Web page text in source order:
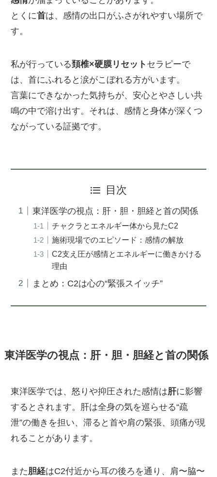
とくに首は、感情の出口がふさがれやすい場所で
す。
私が行っている頚椎×硬膜リセット セラピーで
は、首にふれると涙がこぼれる方がいます。
言葉にできなかった気持ちが、安心とやさしい共
鳴の中で溶け出す。それは、感情と身体が深くつ
ながっている証拠です。
目次
東洋医学の視点：肝・胆・胆経と首の関係
チャクラとエネルギー体から見たC2
施術現場でのエピソード：感情の解放
C2支え圧が感情とエネルギーに働きかける
理由
まとめ：C2は心の“緊張スイッチ”
東洋医学の視点：肝・胆・胆経と首の関係
東洋医学では、怒りや抑圧された感情は肝に影響
するとされます。肝は全身の気を巡らせる“疏
泄”の働きを担い、滞ると首や肩の緊張、頭痛が現
れることがあります。
また胆経はC2付近から耳の後ろを通り、肩〜脇〜